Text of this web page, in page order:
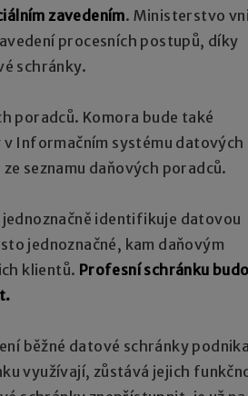
zavedením. Ministerstvo
procesních postupů, díky
schránky.
poradců. Komora bude také
Informačním systému datových
seznamu daňových poradců.
identifikuje datovou
jednoznačné, kam daňovým
klientů. Profesní schránku
běžné datové schránky
využívají, zůstává jejich